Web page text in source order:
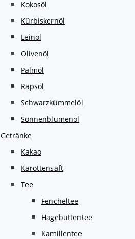
Kokosöl
Kürbiskernöl
Leinöl
Olivenöl
Palmöl
Rapsöl
Schwarzkümmelöl
Sonnenblumenöl
Getränke
Kakao
Karottensaft
Tee
Fencheltee
Hagebuttentee
Kamillentee